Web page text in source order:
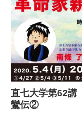
直七大学第62講
鸞伝②